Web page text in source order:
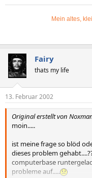
Mein altes,
Fairy
thats my life
13. Februar 2002
Original erstellt von
moin.....
ist meine frage so blöd
dieses problem
computerbase
probleme auf.....